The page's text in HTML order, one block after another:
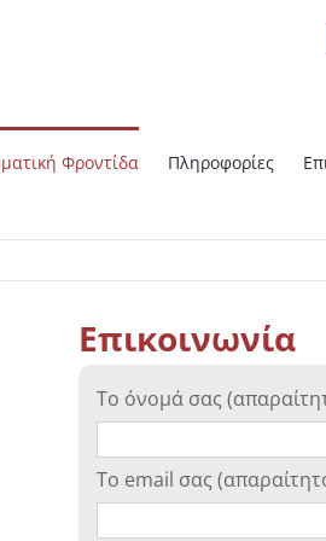
Array CGH
Εργαστηριακή Ωρίμανση
Φροντίδα Πληροφορίες
Επικοινωνία
Το όνομά σας
Το email σας